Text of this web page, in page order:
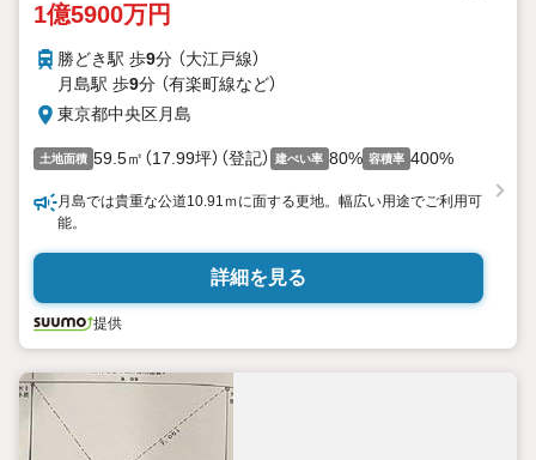
1億5900万円
勝どき駅 歩9分 （大江戸線）
月島駅 歩9分 （有楽町線など）
東京都中央区月島
土地面積 59.5㎡（17.99坪）（登記） 建ぺい率 80% 容積率 400%
月島では貴重な公道10.91ｍに面する更地。幅広い用途でご利用可
能。
詳細を見る
提供